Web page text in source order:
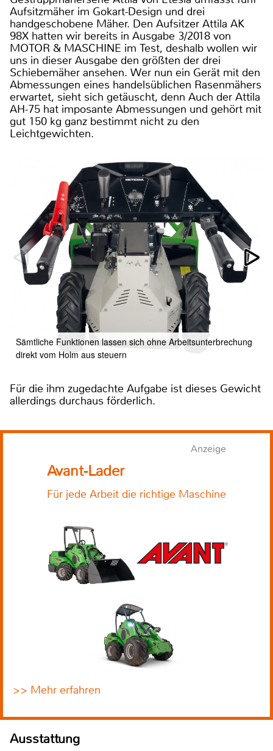
Aufsitzmäher im Gokart-Design und drei
handgeschobene Mäher. Den Aufsitzer Attila AK
98X hatten wir bereits in Ausgabe 3/2018 von
MOTOR & MASCHINE im Test, deshalb wollen wir
uns in dieser Ausgabe den größten der drei
Schiebemäher ansehen. Wer nun ein Gerät mit den
Abmessungen eines handelsüblichen Rasenmähers
erwartet, sieht sich getäuscht, denn Auch der Attila
AH-75 hat imposante Abmessungen und gehört mit
gut 150 kg ganz bestimmt nicht zu den
Leichtgewichten.
Sämtliche Funktionen lassen sich ohne Arbeitsunterbrechung
direkt vom Holm aus steuern
Für die ihm zugedachte Aufgabe ist dieses Gewicht
allerdings durchaus förderlich.
Anzeige
Avant-Lader
Für jede Arbeit die richtige Maschine
>> Mehr erfahren
Ausstattung